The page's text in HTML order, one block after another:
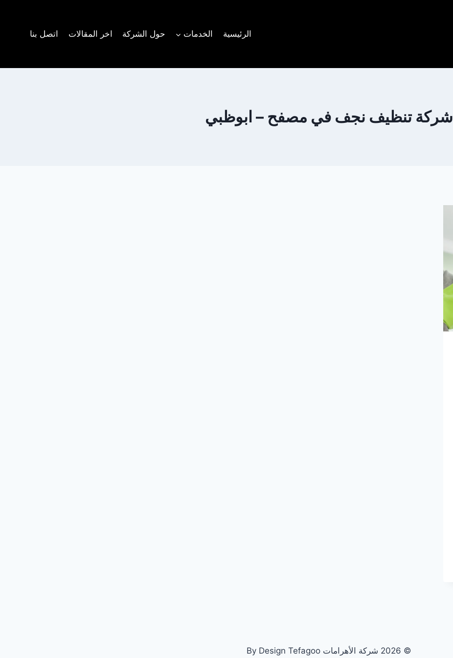
الرئيسية الخدمات حول الشركة اخر المقالات اتصل بنا
شركة تنظيف نجف في مصفح – ابوظبي
© 2026 شركة الأهرامات By Design Tefagoo